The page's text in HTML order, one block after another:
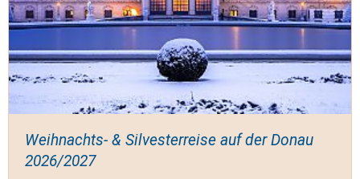
Weihnachts- & Silvesterreise auf der Donau
2026/2027